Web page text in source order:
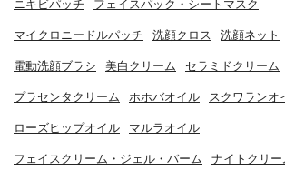
ニキビパッチ フェイスパック・シートマスク
マイクロニードルパッチ 洗顔クロス 洗顔ネット
電動洗顔ブラシ 美白クリーム セラミドクリーム
プラセンタクリーム ホホバオイル スクワランオ
ローズヒップオイル マルラオイル
フェイスクリーム・ジェル・バーム ナイトクリー